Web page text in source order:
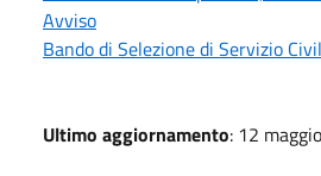
Avviso
Bando di Selezione di Servizio
Ultimo aggiornamento: 12